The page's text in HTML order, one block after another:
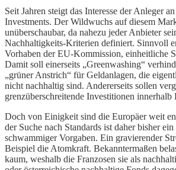
Seit Jahren steigt das Interesse der Anleger
Investments. Der Wildwuchs auf diesem
unüberschaubar, da nahezu jeder Anbieter
Nachhaltigkeits-Kriterien definiert. Sinnvoll
Vorhaben der EU-Kommission, einheitliche
Damit soll einerseits „Greenwashing“
„grüner Anstrich“ für Geldanlagen, die
nicht nachhaltig sind. Andererseits sollen
grenzüberschreitende Investitionen innerhalb
Doch von Einigkeit sind die Europäer weit
der Suche nach Standards ist daher bisher
schwammiger Vorgaben. Ein gravierender
Beispiel die Atomkraft. Bekanntermaßen
kaum, weshalb die Franzosen sie als